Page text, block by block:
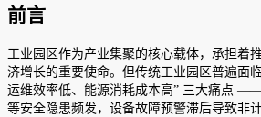
前言
工业园区作为产业集聚的核心载体，承担着
济增长的重要使命。但传统工业园区普遍面
运维效率低、能源消耗成本高” 三大痛点
等安全隐患频发，设备故障预警滞后导致非